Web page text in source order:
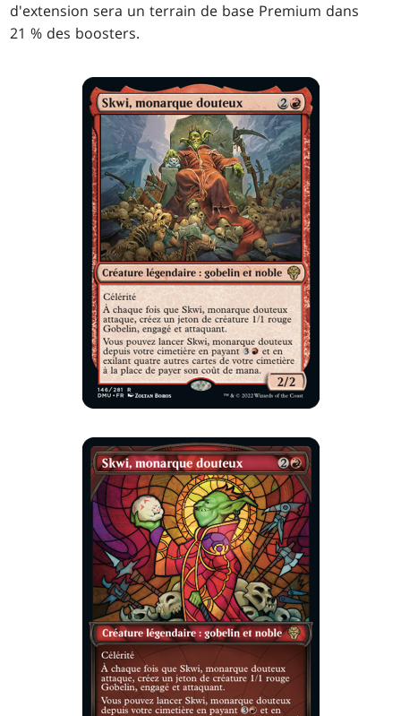
d'extension sera un terrain de base Premium dans
21 % des boosters.